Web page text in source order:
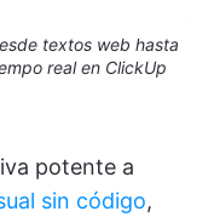
textos web hasta
real en ClickUp
potente a
sin código,